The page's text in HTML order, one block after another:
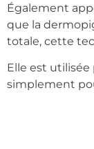
Également
que la
totale, cette
Elle est utilisée
simplement